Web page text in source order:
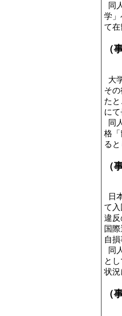
同
学
て
（
大
そ
た
に
同
格
る
（
日
て
違
国
自
同
と
状
（